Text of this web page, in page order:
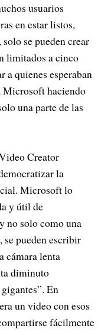
usuarios
en estar listos,
se pueden crear
limitados a cinco
a quienes esperaban
Microsoft haciendo
una parte de las
Creator
la
Microsoft lo
y útil de
no solo como una
pueden escribir
cámara lenta
diminuto
En
un video con esos
fácilmente